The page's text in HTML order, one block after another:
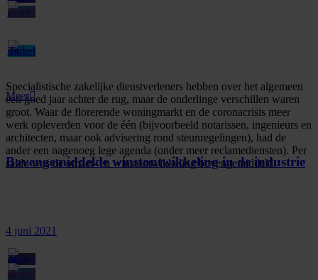
Specialistische zakelijke dienstverleners hebben over het algemeen
een goed jaar achter de rug, maar de onderlinge verschillen waren
groot. Waar de florerende woningmarkt en de coronacrisis meer
werk opleverden voor de één (bijvoorbeeld notarissen, ingenieurs en
architecten, maar ook advisering rond steunregelingen), had de
ander een nagenoeg lege agenda (onder meer reclamediensten). Per
saldo was de omzet- en winstontwikkeling bovengemiddeld.
Meer
Bovengemiddelde winstontwikkeling in de industrie
4 juni 2021